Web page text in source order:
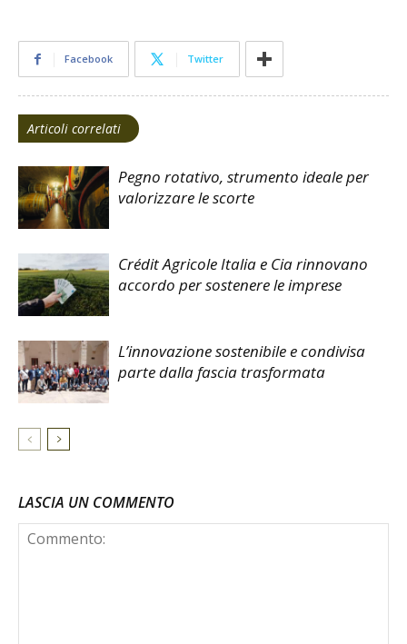
Facebook Twitter
Articoli correlati
Pegno rotativo, strumento ideale per
valorizzare le scorte
Crédit Agricole Italia e Cia rinnovano
accordo per sostenere le imprese
L’innovazione sostenibile e condivisa
parte dalla fascia trasformata
LASCIA UN COMMENTO